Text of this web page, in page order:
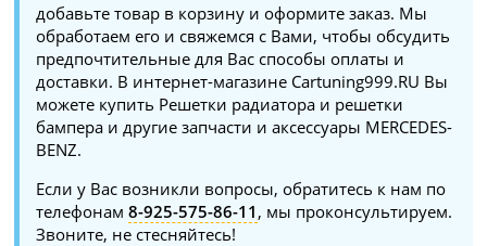
добавьте товар в корзину и оформите заказ. Мы
обработаем его и свяжемся с Вами, чтобы обсудить
предпочтительные для Вас способы оплаты и
доставки. В интернет-магазине Cartuning999.RU Вы
можете купить Решетки радиатора и решетки
бампера и другие запчасти и аксессуары MERCEDES-
BENZ.
Если у Вас возникли вопросы, обратитесь к нам по
телефонам8-925-575-86-11 , мы проконсультируем.
Звоните, не стесняйтесь!